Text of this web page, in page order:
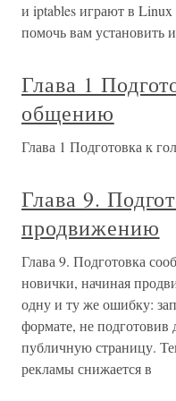
и iptables играют в
помочь вам установить
Глава 1
общению
Глава 1 Подготовка к
Глава 9.
продвижению
Глава 9. Подготовка
новички, начиная
одну и ту же ошибку:
формате, не
публичную страницу.
рекламы снижается в